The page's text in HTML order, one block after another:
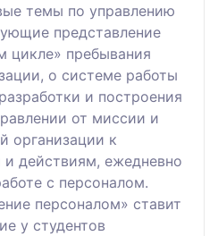
темы по управлению
представление
цикле» пребывания
о системе работы
и построения
от миссии и
организации к
действиям, ежедневно
с персоналом.
персоналом» ставит
у студентов